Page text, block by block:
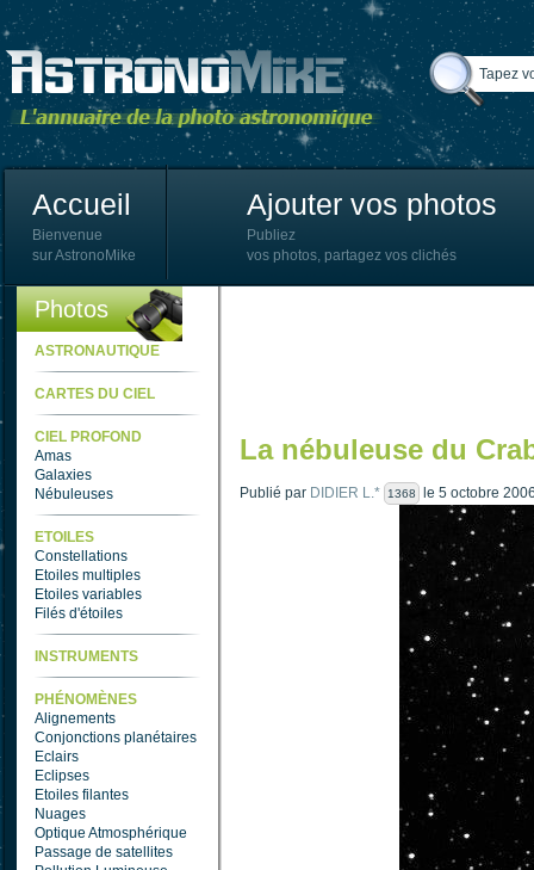
Accueil
Bienvenue
sur AstronoMike
Ajouter vos photos
Publiez
vos photos, partagez vos clichés
Photos
ASTRONAUTIQUE
CARTES DU CIEL
CIEL PROFOND
Amas
Galaxies
Nébuleuses
ETOILES
Constellations
Etoiles multiples
Etoiles variables
Filés d'étoiles
INSTRUMENTS
PHÉNOMÈNES
Alignements
Conjonctions planétaires
Eclairs
Eclipses
Etoiles filantes
Nuages
Optique Atmosphérique
Passage de satellites
La nébuleuse du
Publié par DIDIER L.* 1368 le 5 octobre